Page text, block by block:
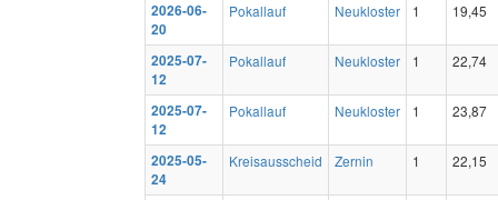
2026-06-
20
Pokallauf Neukloster 1 19,45
2025-07-
12
Pokallauf Neukloster 1 22,74
2025-07-
12
Pokallauf Neukloster 1 23,87
2025-05-
24
Kreisausscheid Zernin 1 22,15